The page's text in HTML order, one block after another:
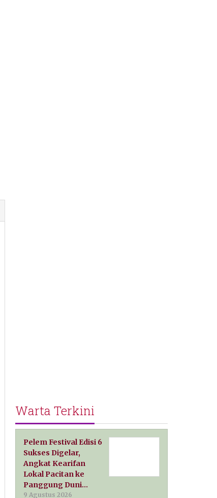
Warta Terkini
Pelem Festival Edisi 6
Sukses Digelar,
Angkat Kearifan
Lokal Pacitan ke
Panggung Duni…
9 Agustus 2026